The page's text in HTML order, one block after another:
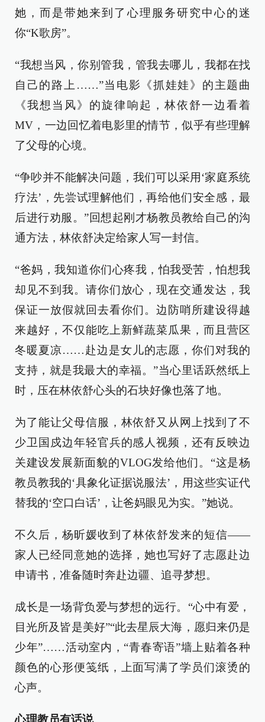
她，而是带她来到了心理服务研究中心的迷
你“K歌房”。
“我想当风，你别管我，管我去哪儿，我都在找
自己的路上……”当电影《抓娃娃》的主题曲
《我想当风》的旋律响起，林依舒一边看着
MV，一边回忆着电影里的情节，似乎有些理解
了父母的心境。
“争吵并不能解决问题，我们可以采用‘家庭系统
疗法’，先尝试理解他们，再给他们安全感，最
后进行劝服。”回想起刚才杨教员教给自己的沟
通方法，林依舒决定给家人写一封信。
“爸妈，我知道你们心疼我，怕我受苦，怕想我
却见不到我。请你们放心，现在交通发达，我
保证一放假就回去看你们。边防哨所建设得越
来越好，不仅能吃上新鲜蔬菜瓜果，而且营区
冬暖夏凉……赴边是女儿的志愿，你们对我的
支持，就是我最大的幸福。”当心里话跃然纸上
时，压在林依舒心头的石块好像也落了地。
为了能让父母信服，林依舒又从网上找到了不
少卫国戍边年轻官兵的感人视频，还有反映边
关建设发展新面貌的VLOG发给他们。“这是杨
教员教我的‘具象化证据说服法’，用这些实证代
替我的‘空口白话’，让爸妈眼见为实。”她说。
不久后，杨昕媛收到了林依舒发来的短信——
家人已经同意她的选择，她也写好了志愿赴边
申请书，准备随时奔赴边疆、追寻梦想。
成长是一场背负爱与梦想的远行。“心中有爱，
目光所及皆是美好”“此去星辰大海，愿归来仍是
少年”……活动室内，“青春寄语”墙上贴着各种
颜色的心形便笺纸，上面写满了学员们滚烫的
心声。
心理教员有话说